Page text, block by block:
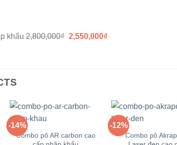
khẩu 2,800,000₫ 2,550,000₫
-14%
Yêu
+
Combo pô AR carbon cao
-12%
+
Combo pô